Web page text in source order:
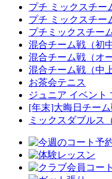
プチ ミックスチー
プチ ミックスチー
プチミックスチー
混合チーム戦（初
混合チーム戦（オ
混合チーム戦（中
お茶会テニス
ジュニア イベント
[年末]大晦日チー
ミックスダブルス